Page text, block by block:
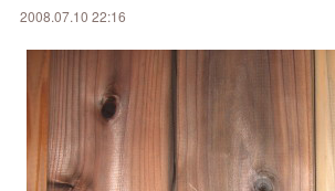
2008.07.10 22:16